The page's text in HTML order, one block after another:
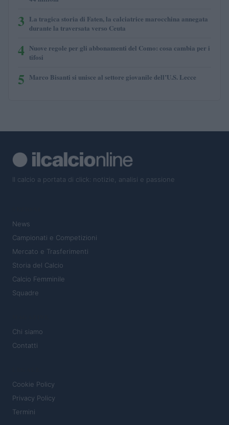
3 La tragica storia di Faten, la calciatrice marocchina annegata
durante la traversata verso Ceuta
4 Nuove regole per gli abbonamenti del Como: cosa cambia per i
tifosi
5 Marco Bisanti si unisce al settore giovanile dell’U.S. Lecce
Il calcio a portata di click: notizie, analisi e passione
News
Campionati e Competizioni
Mercato e Trasferimenti
Storia del Calcio
Calcio Femminile
Squadre
Chi siamo
Contatti
Cookie Policy
Privacy Policy
Termini